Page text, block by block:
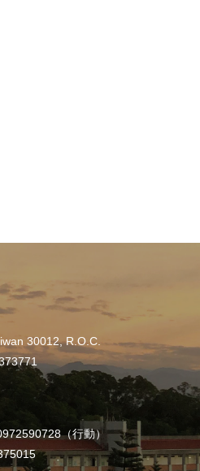
30012, R.O.C.
（行動）